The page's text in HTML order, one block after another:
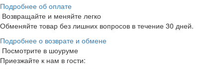
Подробнее об оплате
Возвращайте и меняйте легко
Обменяйте товар без лишних вопросов в течение 30 дней.
Подробнее о возврате и обмене
Посмотрите в шоуруме
Приезжайте к нам в гости: